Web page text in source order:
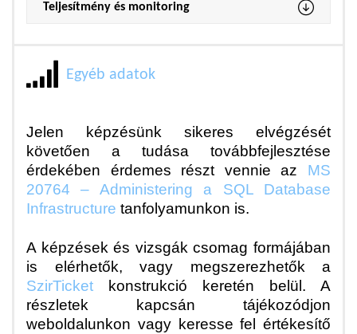
Teljesítmény és monitoring
Egyéb adatok
Jelen képzésünk sikeres elvégzését
követően a tudása továbbfejlesztése
érdekében érdemes részt vennie az MS
20764 – Administering a SQL Database
Infrastructure tanfolyamunkon is.
A képzések és vizsgák csomag formájában
is elérhetők, vagy megszerezhetők a
SzirTicket konstrukció keretén belül. A
részletek kapcsán tájékozódjon
weboldalunkon vagy keresse fel értékesítő